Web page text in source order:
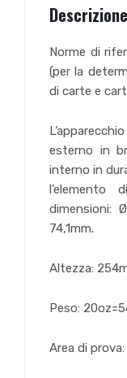
Descrizione
Norme di
(per la
di carte e
esterno in
interno in
l’elemento
dimensioni:
74,1mm.
Altezza:
Peso:
Area di prova: